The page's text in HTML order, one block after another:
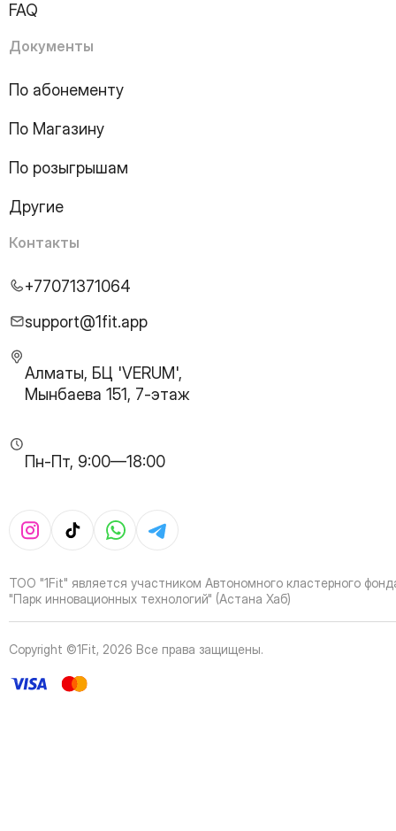
FAQ
Документы
По абонементу
По Магазину
По розыгрышам
Другие
Контакты
+77071371064
support@1fit.app
Алматы, БЦ 'VERUM',
Мынбаева 151, 7-этаж
Пн-Пт, 9:00—18:00
ТОО "1Fit" является участником Автономного кластерного
"Парк инновационных технологий" (Астана Хаб)
Copyright ©1Fit, 2026 Все права защищены.